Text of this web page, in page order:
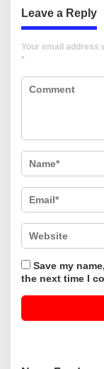
Leave a Reply
Your email address
*
Save my
the next time I